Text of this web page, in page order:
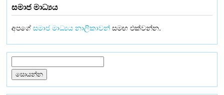
සමාජ මාධ්‍යය
අපගේසමාජ මාධ්‍යය නාලිකාවන්සමඟ එක්වන්න.